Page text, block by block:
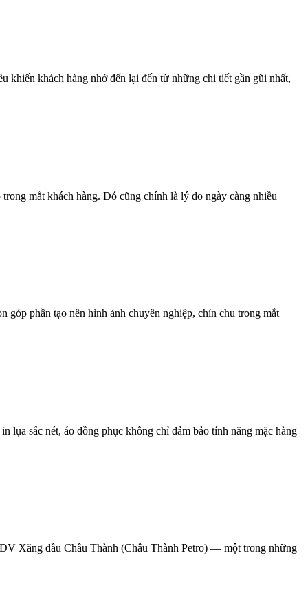
khiến khách hàng nhớ đến lại đến từ những chi tiết gần gũi nhất,
mắt khách hàng. Đó cũng chính là lý do ngày càng nhiều
góp phần tạo nên hình ảnh chuyên nghiệp, chỉn chu trong mắt
sắc nét, áo đồng phục không chỉ đảm bảo tính năng mặc hàng
Xăng dầu Châu Thành (Châu Thành Petro) — một trong những